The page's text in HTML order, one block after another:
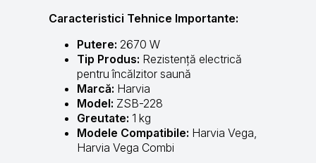
Caracteristici Tehnice Importante:
Putere: 2670 W
Tip Produs: Rezistență electrică
pentru încălzitor saună
Marcă: Harvia
Model: ZSB-228
Greutate: 1 kg
Modele Compatibile: Harvia Vega,
Harvia Vega Combi